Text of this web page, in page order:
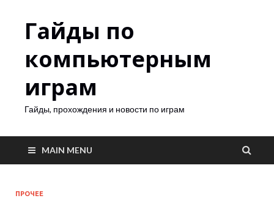
Гайды по
компьютерным
играм
Гайды, прохождения и новости по играм
MAIN MENU
ПРОЧЕЕ